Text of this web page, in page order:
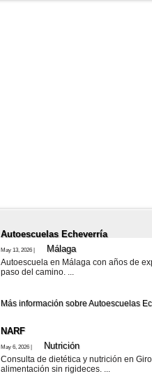
Autoescuelas Echeverría
May 13, 2026 | Málaga
Autoescuela en Málaga con años de
paso del camino. ...
Más información sobre Autoescuelas
NARF
May 6, 2026 | Nutrición
Consulta de dietética y nutrición en
alimentación sin rigideces. ...